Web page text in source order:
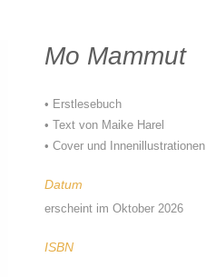
Mo Mammut
• Erstlesebuch
• Text von Maike Harel
• Cover und Innenillustrationen
Datum
erscheint im Oktober 2026
ISBN